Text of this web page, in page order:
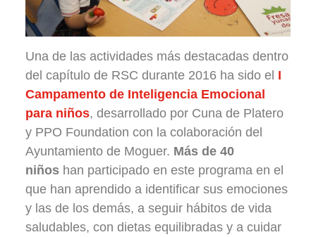
Una de las actividades más destacadas dentro
del capítulo de RSC durante 2016 ha sido el I
Campamento de Inteligencia Emocional
para niños, desarrollado por Cuna de Platero
y PPO Foundation con la colaboración del
Ayuntamiento de Moguer. Más de 40
niñoshan participado en este programa en el
que han aprendido a identificar sus emociones
y las de los demás, a seguir hábitos de vida
saludables, con dietas equilibradas y a cuidar